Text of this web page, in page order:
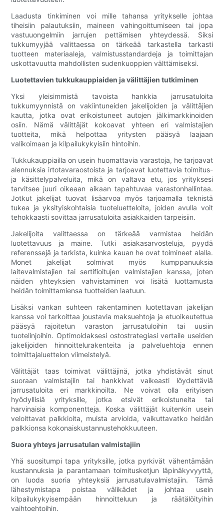
Laadusta tinkiminen voi mille tahansa yritykselle johtaa
tiheisiin palautuksiin, maineen vahingoittumiseen tai jopa
vastuuongelmiin jarrujen pettämisen yhteydessä. Siksi
tukkumyyjää valittaessa on tärkeää tarkastella tarkasti
tuotteen materiaaleja, valmistusstandardeja ja toimittajan
uskottavuutta mahdollisten sudenkuoppien välttämiseksi.
Luotettavien tukkukauppiaiden ja välittäjien tutkiminen
Yksi yleisimmistä tavoista hankkia jarrusatuloita
tukkumyynnistä on vakiintuneiden jakelijoiden ja välittäjien
kautta, jotka ovat erikoistuneet autojen jälkimarkkinoiden
osiin. Nämä välittäjät kokoavat yhteen eri valmistajien
tuotteita, mikä helpottaa yritysten pääsyä laajaan
valikoimaan ja kilpailukykyisiin hintoihin.
Tukkukauppiailla on usein huomattavia varastoja, he tarjoavat
alennuksia irtotavaraostoista ja tarjoavat luotettavia toimitus-
ja käsittelypalveluita, mikä on valtava etu, jos yrityksesi
tarvitsee juuri oikeaan aikaan tapahtuvaa varastonhallintaa.
Jotkut jakelijat tuovat lisäarvoa myös tarjoamalla teknistä
tukea ja yksityiskohtaisia ​​tuoteluetteloita, joiden avulla voit
tehokkaasti sovittaa jarrusatuloita asiakkaiden tarpeisiin.
Jakelijoita valittaessa on tärkeää varmistaa heidän
luotettavuus ja maine. Tutki asiakasarvosteluja, pyydä
referenssejä ja tarkista, kuinka kauan he ovat toimineet alalla.
Monet jakelijat solmivat myös kumppanuuksia
laitevalmistajien tai sertifioitujen valmistajien kanssa, joten
näiden yhteyksien vahvistaminen voi lisätä luottamusta
heidän toimittamiensa tuotteiden laatuun.
Lisäksi vankan suhteen rakentaminen luotettavan jakelijan
kanssa voi tarkoittaa joustavia maksuehtoja ja etuoikeutettua
pääsyä rajoitetun varaston jarrusatuloihin tai uusiin
tuotelinjoihin. Optimoidaksesi ostostrategiasi vertaile useiden
jakelijoiden hinnoittelurakenteita ja palveluehtoja ennen
toimittajaluettelon viimeistelyä.
Välittäjät taas toimivat välittäjinä, jotka yhdistävät sinut
suoraan valmistajiin tai hankkivat vaikeasti löydettäviä
jarrusatuloita eri markkinoilta. Ne voivat olla erityisen
hyödyllisiä yrityksille, jotka etsivät erikoistuneita tai
harvinaisia ​​komponentteja. Koska välittäjät kuitenkin usein
veloittavat palkkioita, muista arvioida, vaikuttavatko heidän
palkkionsa kokonaiskustannustehokkuuteen.
Suora yhteys jarrusatulan valmistajiin
Yhä suositumpi tapa yrityksille, jotka pyrkivät vähentämään
kustannuksia ja parantamaan toimitusketjun läpinäkyvyyttä,
on luoda suoria yhteyksiä jarrusatulavalmistajiin. Tämä
lähestymistapa poistaa välikädet ja johtaa usein
kilpailukykyisempään hinnoitteluun ja räätälöityihin
vaihtoehtoihin.